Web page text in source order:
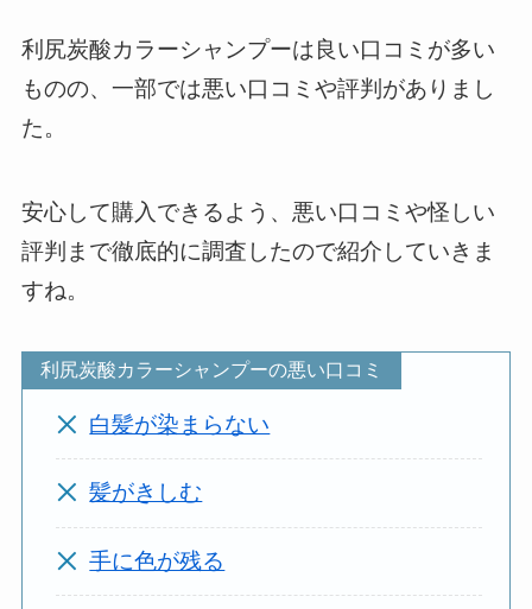
利尻炭酸カラーシャンプーは良い口コミが多い
ものの、一部では悪い口コミや評判がありまし
た。
安心して購入できるよう、悪い口コミや怪しい
評判まで徹底的に調査したので紹介していきま
すね。
利尻炭酸カラーシャンプーの悪い口コミ
白髪が染まらない
髪がきしむ
手に色が残る